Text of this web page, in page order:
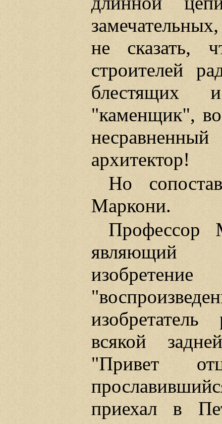
не сказать,
строителей
блестящих
"каменщик",
архитектор!
Но
Маркони.
Профессор
являющий
всякой
"Привет
приехал в